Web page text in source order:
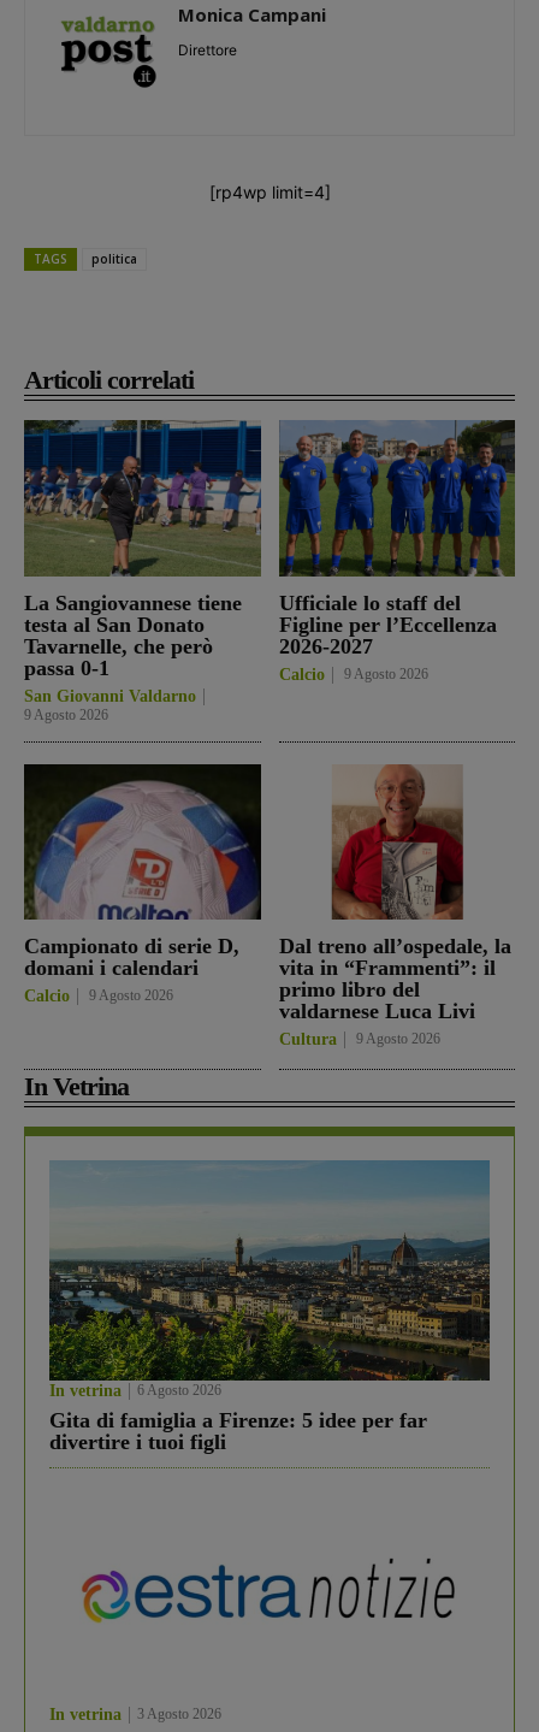
Articoli correlati
La Sangiovannese tiene
testa al San Donato
Tavarnelle, che però
passa 0-1
San Giovanni Valdarno
9 Agosto 2026
Ufficiale lo staff del
Figline per l’Eccellenza
2026-2027
Calcio 9 Agosto 2026
Campionato di serie D,
domani i calendari
Calcio 9 Agosto 2026
Dal treno all’ospedale, la
vita in “Frammenti”: il
primo libro del
valdarnese Luca Livi
Cultura 9 Agosto 2026
In Vetrina
In vetrina 6 Agosto 2026
Gita di famiglia a Firenze: 5 idee per far
divertire i tuoi figli
In vetrina 3 Agosto 2026
Monica Campani
Direttore
[rp4wp limit=4]
TAGS politica